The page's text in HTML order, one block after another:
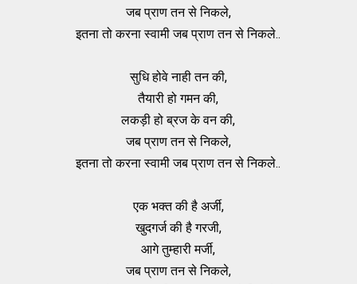
जब प्राण तन से निकले,
इतना तो करना स्वामी जब प्राण तन से निकले..
सुधि होवे नाही तन की,
तैयारी हो गमन की,
लकड़ी हो ब्रज के वन की,
जब प्राण तन से निकले,
इतना तो करना स्वामी जब प्राण तन से निकले..
एक भक्त की है अर्जी,
खुदगर्ज की है गरजी,
आगे तुम्हारी मर्जी,
जब प्राण तन से निकले,